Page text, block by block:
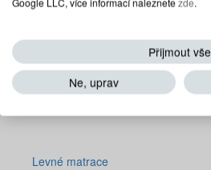
Levné matrace
Přijmout vše
Ne, uprav